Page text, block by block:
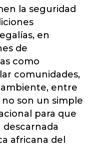
la seguridad
en
de
como
comunidades,
entre
son un simple
para que
africana del